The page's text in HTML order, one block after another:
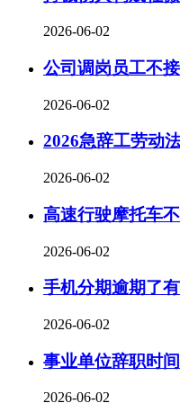
2026-06-02
公司调岗员工不
2026-06-02
2026急辞工劳动
2026-06-02
高速行驶摩托车
2026-06-02
手机分期逾期了
2026-06-02
事业单位辞职时
2026-06-02